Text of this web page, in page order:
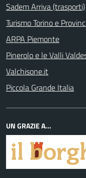
Sadem Arriva (trasporti)
Turismo Torino e
ARPA Piemonte
Pinerolo e le Valli
Valchisone.it
Piccola Grande Italia
UN GRAZIE A...